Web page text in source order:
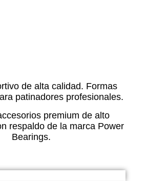
de alta calidad. Formas
patinadores profesionales.
premium de alto
respaldo de la marca Power
Bearings.